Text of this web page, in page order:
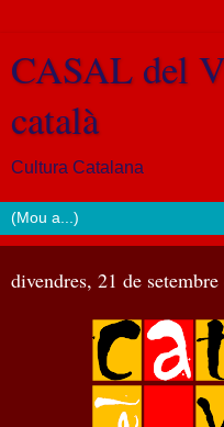
CASAL del
català
Cultura Catalana
divendres, 21 de